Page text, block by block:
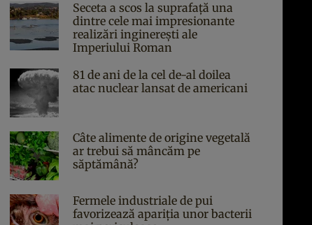
Seceta a scos la suprafață una
dintre cele mai impresionante
realizări inginerești ale
Imperiului Roman
81 de ani de la cel de-al doilea
atac nuclear lansat de americani
Câte alimente de origine vegetală
ar trebui să mâncăm pe
săptămână?
Fermele industriale de pui
favorizează apariția unor bacterii